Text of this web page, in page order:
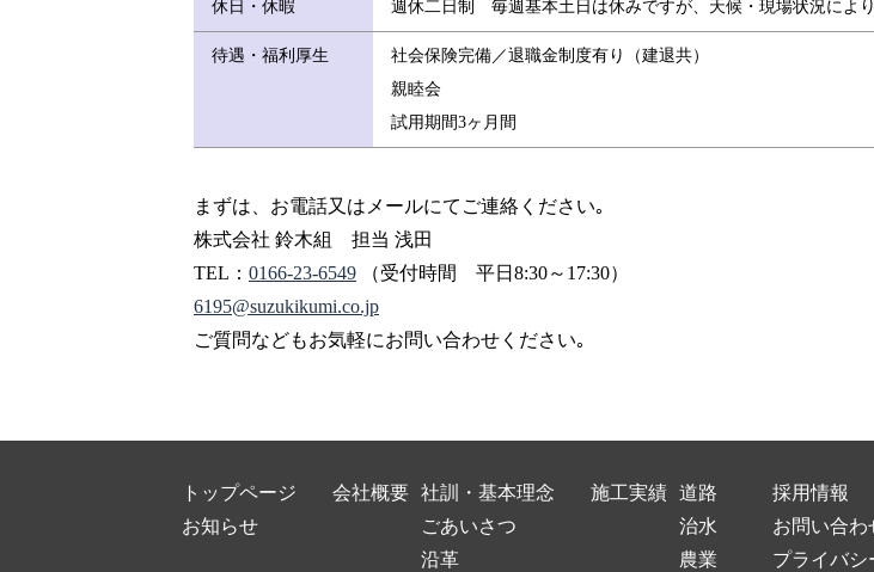
休日・休暇 週休二日制 毎週基本土日は休みですが、天候・現場状況によ
待遇・福利厚生
社会保険完備／退職金制度有り（建退共）
親睦会
試用期間3ヶ月間
まずは、お電話又はメールにてご連絡ください｡
株式会社 鈴木組 担当 浅田
TEL： 0166-23-6549 （受付時間 平日8:30～17:30）
6195@suzukikumi.co.jp
ご質問などもお気軽にお問い合わせください｡
トップページ
お知らせ
会社概要 社訓・基本理念
ごあいさつ
沿革
施工実績 道路
治水
農業
採用情報
お問い合わ
プライバシ